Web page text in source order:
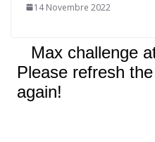
14 Novembre 2022